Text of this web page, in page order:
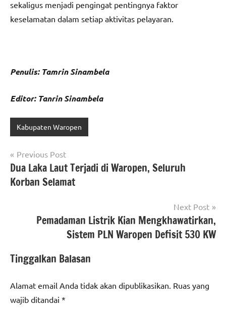
sekaligus menjadi pengingat pentingnya faktor
keselamatan dalam setiap aktivitas pelayaran.
Penulis: Tamrin Sinambela
Editor: Tanrin Sinambela
Kabupaten Waropen
Navigasi
pos
Previous Post
Dua Laka Laut Terjadi di Waropen, Seluruh
Korban Selamat
Next Post
Pemadaman Listrik Kian Mengkhawatirkan,
Sistem PLN Waropen Defisit 530 KW
Tinggalkan Balasan
Alamat email Anda tidak akan dipublikasikan. Ruas yang
wajib ditandai *